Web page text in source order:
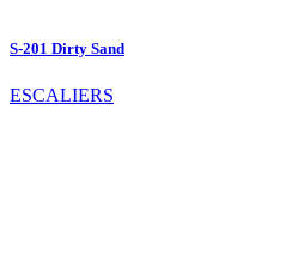
S-201 Dirty Sand
ESCALIERS